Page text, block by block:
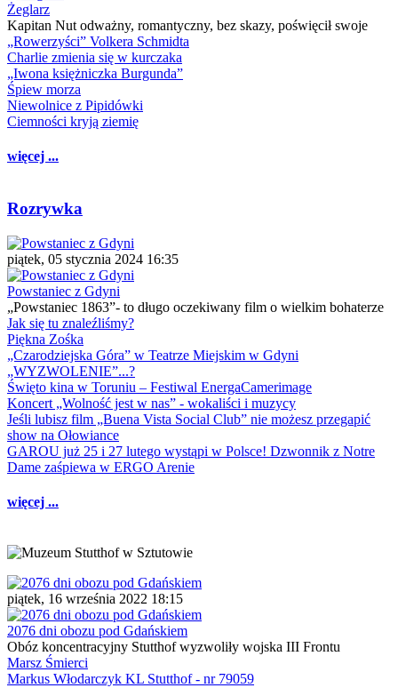
Żeglarz
Kapitan Nut odważny, romantyczny, bez skazy, poświęcił swoje
„Rowerzyści” Volkera Schmidta
Charlie zmienia się w kurczaka
„Iwona księżniczka Burgunda”
Śpiew morza
Niewolnice z Pipidówki
Ciemności kryją ziemię
więcej ...
Rozrywka
piątek, 05 stycznia 2024 16:35
Powstaniec z Gdyni
„Powstaniec 1863”- to długo oczekiwany film o wielkim bohaterze
Jak się tu znaleźliśmy?
Piękna Zośka
„Czarodziejska Góra” w Teatrze Miejskim w Gdyni
„WYZWOLENIE”...?
Święto kina w Toruniu – Festiwal EnergaCamerimage
Koncert „Wolność jest w nas” - wokaliści i muzycy
Jeśli lubisz film „Buena Vista Social Club” nie możesz przegapić
show na Ołowiance
GAROU już 25 i 27 lutego wystąpi w Polsce! Dzwonnik z Notre
Dame zaśpiewa w ERGO Arenie
więcej ...
piątek, 16 września 2022 18:15
2076 dni obozu pod Gdańskiem
Obóz koncentracyjny Stutthof wyzwoliły wojska III Frontu
Marsz Śmierci
Markus Włodarczyk KL Stutthof - nr 79059